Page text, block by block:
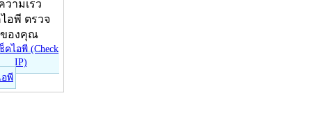
วามเร็ว
อพี ตรวจ
ของคุณ
อพี